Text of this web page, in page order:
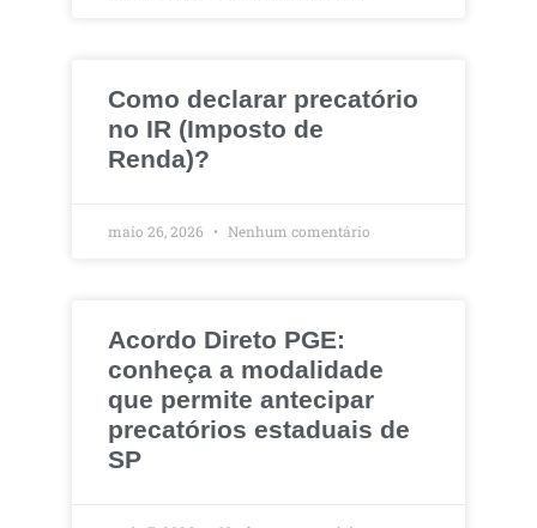
Como declarar precatório
no IR (Imposto de
Renda)?
maio 26, 2026 Nenhum comentário
Acordo Direto PGE:
conheça a modalidade
que permite antecipar
precatórios estaduais de
SP